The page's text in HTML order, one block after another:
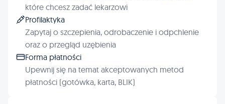
które chcesz zadać lekarzowi
Profilaktyka
Zapytaj o szczepienia, odrobaczenie i odpchlenie
oraz o przegląd uzębienia
Forma płatności
Upewnij się na temat akceptowanych metod
płatności (gotówka, karta, BLIK)